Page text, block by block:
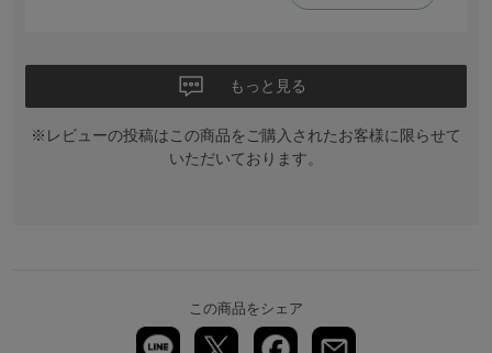
もっと見る
※レビューの投稿はこの商品をご購入されたお客様に限らせて
いただいております。
この商品をシェア